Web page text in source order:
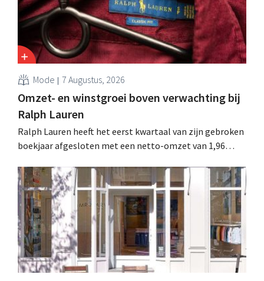
Mode 7 Augustus, 2026
Omzet- en winstgroei boven verwachting bij
Ralph Lauren
Ralph Lauren heeft het eerst kwartaal van zijn gebroken
boekjaar afgesloten met een netto-omzet van 1,96
is dan een jaar eerder. Na die beter dan verwachte start
verhoogt het bedrijf ook zijn vooruitzichten voor het
volledige boekjaar.